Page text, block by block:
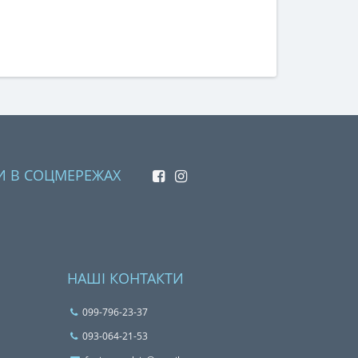
В СОЦМЕРЕЖАХ
НАШІ КОНТАКТИ
099-796-23-37
093-064-21-53